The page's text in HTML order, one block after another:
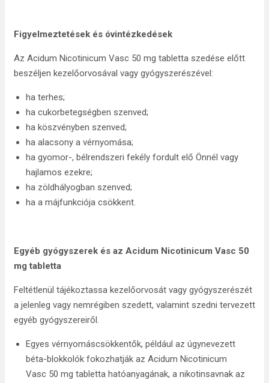
Figyelmeztetések és óvintézkedések
Az Acidum Nicotinicum Vasc 50 mg tabletta szedése előtt
beszéljen kezelőorvosával vagy gyógyszerészével:
ha terhes;
ha cukorbetegségben szenved;
ha köszvényben szenved;
ha alacsony a vérnyomása;
ha gyomor-, bélrendszeri fekély fordult elő Önnél vagy
hajlamos ezekre;
ha zöldhályogban szenved;
ha a májfunkciója csökkent.
Egyéb gyógyszerek és az Acidum Nicotinicum Vasc 50
mg tabletta
Feltétlenül tájékoztassa kezelőorvosát vagy gyógyszerészét
a jelenleg vagy nemrégiben szedett, valamint szedni tervezett
egyéb gyógyszereiről.
Egyes vérnyomáscsökkentők, például az úgynevezett
béta-blokkolók fokozhatják az Acidum Nicotinicum
Vasc 50 mg tabletta hatóanyagának, a nikotinsavnak az